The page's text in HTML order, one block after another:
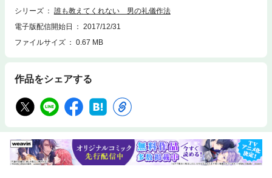
シリーズ
誰も教えてくれない 男の礼儀作法
電子版配信開始日
2017/12/31
ファイルサイズ
0.67 MB
作品をシェアする